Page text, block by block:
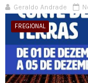
Geraldo Andrade
FREGIONAL